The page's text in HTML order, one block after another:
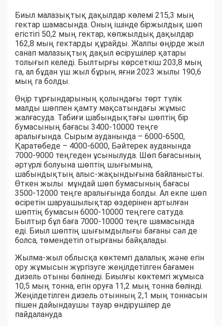
Биыл малазықтық дақылдар көлемі 215,3 мың
гектар шамасында. Оның ішінде біржылдық шөп
егістігі 50,2 мың гектар, көпжылдық дақылдар
162,8 мың гектарды құрайды. Жалпы өңірде жыл
санап малазықтық дақыл өсірушілер қатары
толығып келеді. Былтырғы көрсеткіш 203,8 мың
га, ал бұдан үш жыл бұрын, яғни 2023 жылы 190,6
мың га болды.
Өңір тұрғындарының қолындағы төрт түлік
малды шөппен қамту мақсатындағы жұмыс
жалғасуда. Табиғи шабындықтағы шөптің бір
бумасының бағасы 3400-10000 теңге
аралығында. Сырым ауданында – 6000-6500,
Қаратөбеде – 4000-6000, Бәйтерек ауданында
7000-9000 теңгеден ұсынылуда. Шөп бағасының
әртүрлі болуына шөптің шығымына,
шабындықтың алыс-жақындығына байланысты.
Өткен жылы мұндай шөп бумасының бағасы
3500-12000 теңге аралығында болды. Ал екпе шөп
өсіретін шаруашылықтар өздерінен артылған
шөптің бумасын 6000-10000 теңгеге сатуда.
Былтыр бұл баға 7000-10000 теңге шамасында
еді. Биыл шөптің шығымдылығы бағаны сәл де
болса, төмендетіп отырғаны байқалады.
Жылма-жыл облысқа көктемгі далалық және егін
ору жұмысын жүргізуге жеңілдетілген бағамен
дизель отыны бөлінеді. Биылғы көктемгі жұмыса
10,5 мың тонна, егін оруға 11,2 мың тонна бөлінді.
Жеңілдетілген дизель отынның 2,1 мың тоннасын
пішен дайындаушы тауар өндірушілер де
пайдалануда.